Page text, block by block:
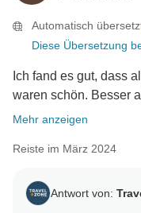
Automatisch
Diese Übersetzung
Ich fand es gut, dass
waren schön. Besser
Mehr anzeigen
Reiste im März 2024
Antwort von: